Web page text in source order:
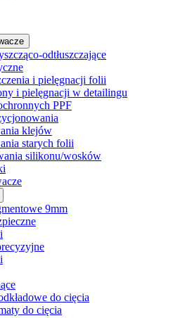
odtłuszczające
i pielęgnacji folii
i pielęgnacji w detailingu
PPF
klejów
starych folii
silikonu/wosków
9mm
do cięcia
do cięcia